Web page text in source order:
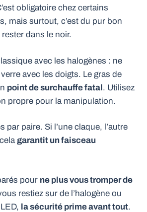
obligatoire chez certains
mais surtout, c’est du pur bon
dans le noir.
avec les halogènes : ne
avec les doigts. Le gras de
point de surchauffe fatal. Utilisez
propre pour la manipulation.
par paire. Si l’une claque, l’autre
garantit un faisceau
pour ne plus vous tromper de
restiez sur de l’halogène ou
la sécurité prime avant tout.